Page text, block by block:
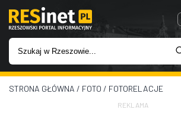
WIADOMOŚCI
STRONA GŁÓWNA / FOTO / FOTORELACJE
REKLAMA